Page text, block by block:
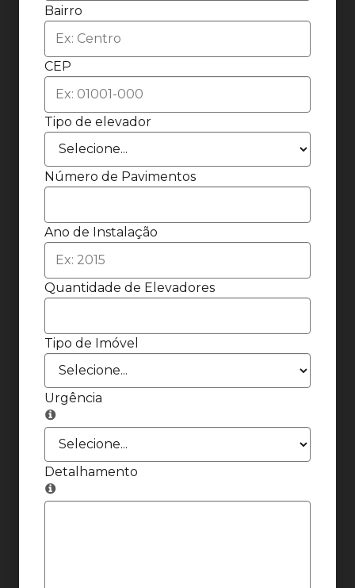
Bairro
CEP
Tipo de elevador
Número de Pavimentos
Ano de Instalação
Quantidade de Elevadores
Tipo de Imóvel
Urgência
Detalhamento